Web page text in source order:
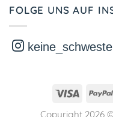
FOLGE UNS AUF
Visa
Copyright 2026